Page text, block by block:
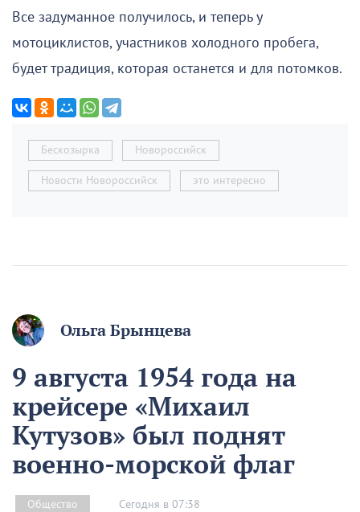
Все задуманное получилось, и теперь у
мотоциклистов, участников холодного пробега,
будет традиция, которая останется и для потомков.
Бескозырка Новороссийск
Новости Новороссийск это интересно
Ольга Брынцева
9 августа 1954 года на
крейсере «Михаил
Кутузов» был поднят
военно-морской флаг
Общество Сегодня в 07:38